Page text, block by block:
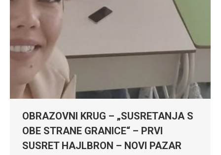
OBRAZOVNI KRUG – „SUSRETANJA S
OBE STRANE GRANICE“ – PRVI
SUSRET HAJLBRON – NOVI PAZAR